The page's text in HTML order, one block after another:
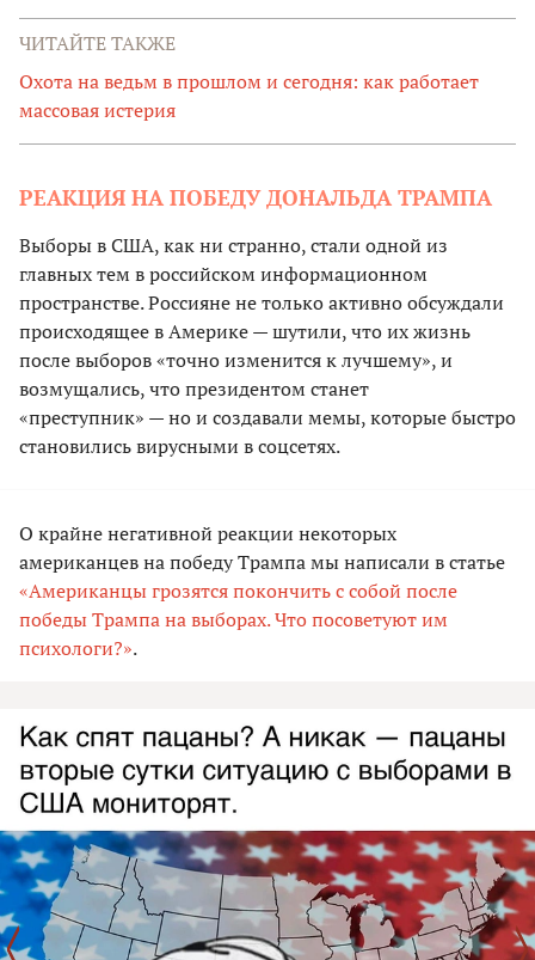
ЧИТАЙТЕ ТАКЖЕ
Охота на ведьм в прошлом и сегодня: как работает
массовая истерия
РЕАКЦИЯ НА ПОБЕДУ ДОНАЛЬДА ТРАМПА
Выборы в США, как ни странно, стали одной из
главных тем в российском информационном
пространстве. Россияне не только активно обсуждали
происходящее в Америке — шутили, что их жизнь
после выборов «точно изменится к лучшему», и
возмущались, что президентом станет
«преступник» — но и создавали мемы, которые быстро
становились вирусными в соцсетях.
О крайне негативной реакции некоторых
американцев на победу Трампа мы написали в статье
«Американцы грозятся покончить с собой после
победы Трампа на выборах. Что посоветуют им
психологи?».